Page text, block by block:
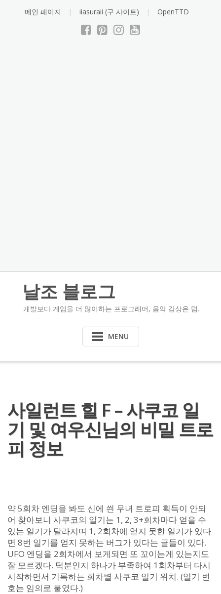
메인 페이지 iiasuraii (구 사이트) OpenTTD
날조 블로그
개발보다 게임을 더 많이하는 프로그래머, 음악 감상은 덤.
MENU
사일런트 힐 F – 사쿠코 일
기 및 여우신님의 비밀 트로
피 정보
약 5회차 엔딩을 봐도 신에 씐 무녀 트로피 획득이 안되
어 찾아보니 사쿠코의 일기는 1, 2, 3+회차마다 얻을 수
있는 일기가 달라지며 1, 2회차에 얻지 못한 일기가 있다
면 8번 일기를 얻지 못하는 버그가 있다는 글들이 있다.
UFO 엔딩을 2회차에서 보게되면 또 꼬이는게 있는지도
잘 모르겠다. 덕분인지 하나가 부족하여 1회차부터 다시
시작하면서 기록하는 회차별 사쿠코 일기 위치. (일기 번
호는 임의로 붙였다.)